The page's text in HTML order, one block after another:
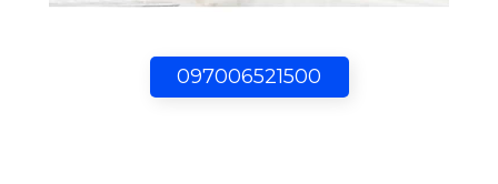
097006521500